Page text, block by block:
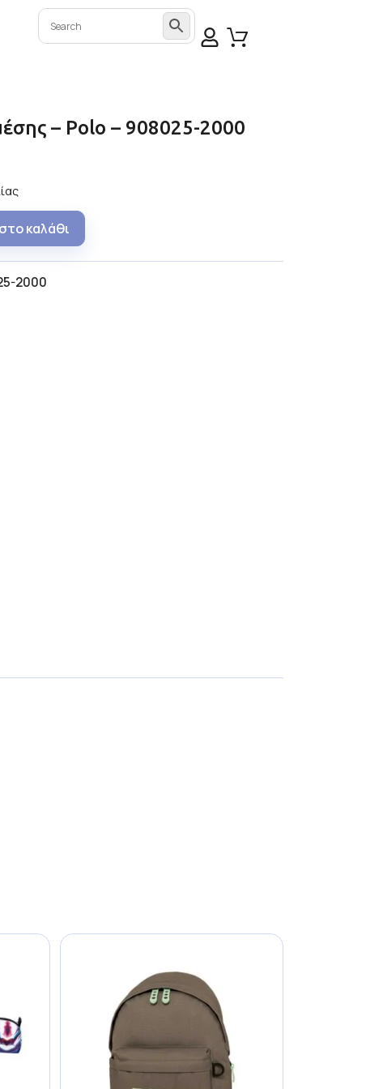
– Polo – 908025-2000
καλάθι
2000